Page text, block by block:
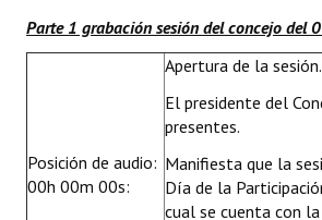
Datos Históricos
Premio al Mérito - Registro
Mujeres que Dejaron Huellas - Registro
Parte 1 grabación sesión del concejo del
Posición de audio:
00h 00m 00s:
Apertura de la sesión.
El presidente del
presentes.
Manifiesta que la
Día de la
cual se cuenta con la